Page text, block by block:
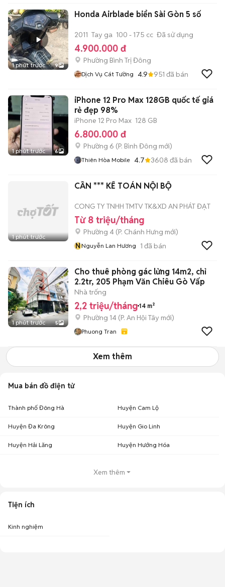
1 phút trước 9
Honda Airblade biển Sài Gòn 5 số
2011 Tay ga 100 - 175 cc Đã sử dụng
4.900.000 đ
Phường Bình Trị Đông
Dịch Vụ Cát Tường 4.9 951 đã bán
1 phút trước 6
iPhone 12 Pro Max 128GB quốc tế giá
rẻ đẹp 98%
iPhone 12 Pro Max 128 GB
6.800.000 đ
Phường 6 (P. Bình Đông mới)
Thiên Hòa Mobile 4.7 3608 đã bán
1 phút trước
CẦN *** KẾ TOÁN NỘI BỘ
CONG TY TNHH TMTV TK&XD AN PHÁT ĐẠT
Từ 8 triệu/tháng
Phường 4 (P. Chánh Hưng mới)
NNguyễn Lan Hương 1 đã bán
1 phút trước 5
Cho thuê phòng gác lửng 14m2, chỉ
2.2tr, 205 Phạm Văn Chiêu Gò Vấp
Nhà trống
2,2 triệu/tháng 14 m²
Phường 14 (P. An Hội Tây mới)
Phuong Tran
Xem thêm
Mua bán đồ điện tử
Thành phố Đông Hà Huyện Cam Lộ
Huyện Đa Krông Huyện Gio Linh
Huyện Hải Lăng Huyện Hướng Hóa
Xem thêm
Tiện ích
Kinh nghiệm